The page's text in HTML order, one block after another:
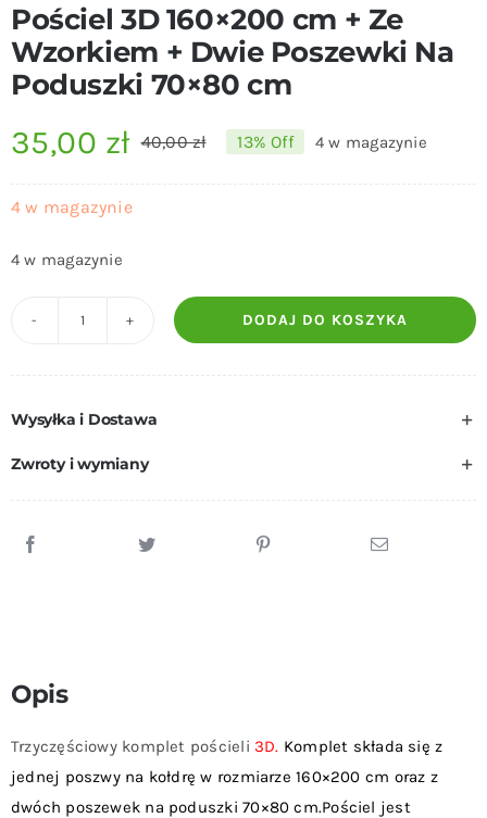
Pościel 3D 160×200 cm + Ze
Wzorkiem + Dwie Poszewki Na
Poduszki 70×80 cm
40,00złPierwotna
35,00 zł
Aktualna
13% Off 4 w magazynie
4 w magazynie
4 w magazynie
160x200
Wzorkiem
cm
DODAJ DO KOSZYKA
Wysyłka i Dostawa
Zwroty i wymiany
Opis
Trzyczęściowy komplet pościeli 3D. Komplet składa się z
jednej poszwy na kołdrę w rozmiarze 160×200 cm oraz z
dwóch poszewek na poduszki 70×80 cm.Pościel jest